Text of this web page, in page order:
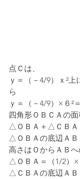
点Ｃは、
ｙ＝（－4/9）ｘ²
ら
ｙ＝（－4/9）×６²
四角形ＯＢＣＡの面
△ＯＢＡ＋△ＣＢＡ
△ＯＢＡの底辺ＡＢ
高さはＯからＡＢ
△ＯＢＡ＝（1/2）×
△ＣＢＡの底辺ＡＢ